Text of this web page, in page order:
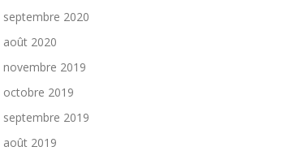
septembre 2020
août 2020
novembre 2019
octobre 2019
septembre 2019
août 2019